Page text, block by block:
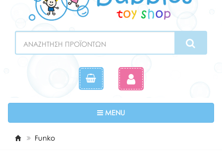
MENUToggle navigation
Funko